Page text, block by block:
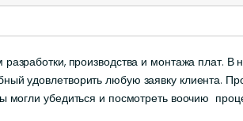
производства и монтажа плат.
удовлетворить любую заявку клиента.
могли убедиться и посмотреть воочию